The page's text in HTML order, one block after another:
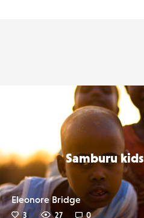
Samburu kids
Eleonore Bridge
3 27 0